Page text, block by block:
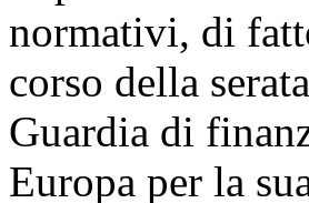
normativi, di
corso della
Guardia di
Europa per la